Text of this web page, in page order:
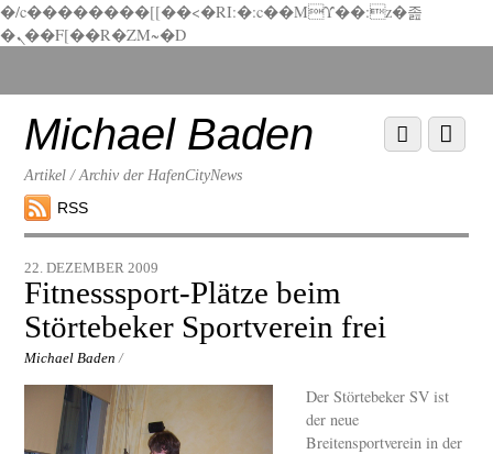
�/c��������[[��<�RI:�:c��MΎ��:z�졾
�ܢ��F[��R�ZM~�D
down
contentMichael Baden
Artikel / Archiv der HafenCityNews
RSS
Menu
Scroll
down
22. DEZEMBER 2009
Fitnesssport-Plätze beim
Störtebeker Sportverein frei
Michael Baden /
Der Störtebeker SV ist
der neue
Breitensportverein in der